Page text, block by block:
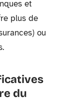
et
plus de
ou
du